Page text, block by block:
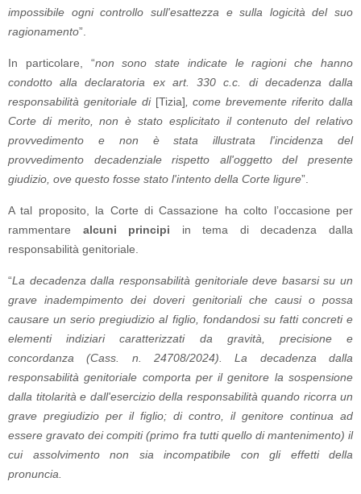
impossibile ogni controllo sull'esattezza e sulla logicità del suo
ragionamento”.
In particolare, “non sono state indicate le ragioni che hanno
condotto alla declaratoria ex art. 330 c.c. di decadenza dalla
responsabilità genitoriale di[Tizia] , come brevemente riferito dalla
Corte di merito, non è stato esplicitato il contenuto del relativo
provvedimento e non è stata illustrata l'incidenza del
provvedimento decadenziale rispetto all'oggetto del presente
giudizio, ove questo fosse stato l'intento della Corte ligure”.
A tal proposito, la Corte di Cassazione ha colto l’occasione per
rammentare alcuni principi in tema di decadenza dalla
responsabilità genitoriale.
“La decadenza dalla responsabilità genitoriale deve basarsi su un
grave inadempimento dei doveri genitoriali che causi o possa
causare un serio pregiudizio al figlio, fondandosi su fatti concreti e
elementi indiziari caratterizzati da gravità, precisione e
concordanza (Cass. n. 24708/2024). La decadenza dalla
responsabilità genitoriale comporta per il genitore la sospensione
dalla titolarità e dall'esercizio della responsabilità quando ricorra un
grave pregiudizio per il figlio; di contro, il genitore continua ad
essere gravato dei compiti (primo fra tutti quello di mantenimento) il
cui assolvimento non sia incompatibile con gli effetti della
pronuncia.